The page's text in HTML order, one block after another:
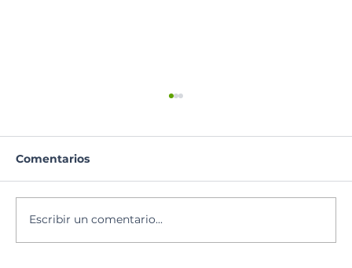
Comentarios
Escribir un comentario...